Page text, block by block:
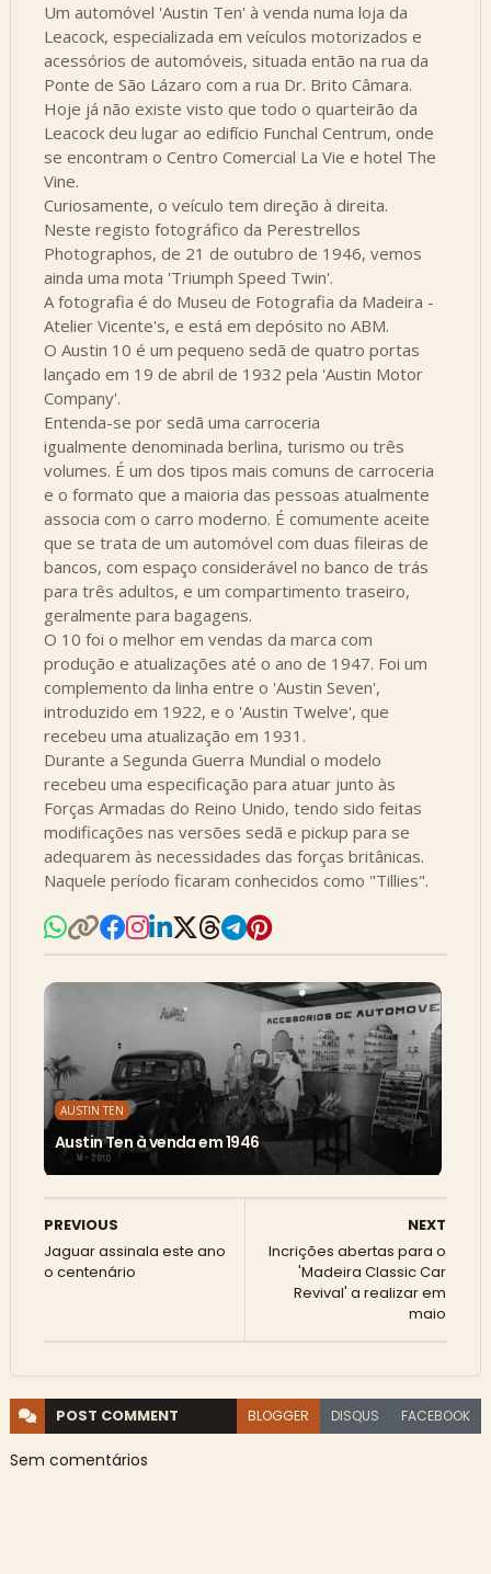
Um automóvel 'Austin Ten' à venda numa loja da
Leacock, especializada em veículos motorizados e
acessórios de automóveis, situada então na rua da
Ponte de São Lázaro com a rua Dr. Brito Câmara.
Hoje já não existe visto que todo o quarteirão da
Leacock deu lugar ao edifício Funchal Centrum, onde
se encontram o Centro Comercial La Vie e hotel The
Vine.
Curiosamente, o veículo tem direção à direita.
Neste registo fotográfico da Perestrellos
Photographos, de 21 de outubro de 1946, vemos
ainda uma mota 'Triumph Speed Twin'.
A fotografia é do Museu de Fotografia da Madeira -
Atelier Vicente's, e está em depósito no ABM.
O Austin 10 é um pequeno sedã de quatro portas
lançado em 19 de abril de 1932 pela 'Austin Motor
Company'.
Entenda-se por sedã uma carroceria
igualmente denominada berlina, turismo ou três
volumes. É um dos tipos mais comuns de carroceria
e o formato que a maioria das pessoas atualmente
associa com o carro moderno. É comumente aceite
que se trata de um automóvel com duas fileiras de
bancos, com espaço considerável no banco de trás
para três adultos, e um compartimento traseiro,
geralmente para bagagens.
O 10 foi o melhor em vendas da marca com
produção e atualizações até o ano de 1947. Foi um
complemento da linha entre o 'Austin Seven',
introduzido em 1922, e o 'Austin Twelve', que
recebeu uma atualização em 1931.
Durante a Segunda Guerra Mundial o modelo
recebeu uma especificação para atuar junto às
Forças Armadas do Reino Unido, tendo sido feitas
modificações nas versões sedã e pickup para se
adequarem às necessidades das forças britânicas.
Naquele período ficaram conhecidos como "Tillies".
AUSTIN TEN
Austin Ten à venda em 1946
NEXT
Incrições abertas para o
'Madeira Classic Car
Revival' a realizar em
maio
PREVIOUS
Jaguar assinala este ano
o centenário
POST COMMENT BLOGGER DISQUS FACEBOOK
Sem comentários